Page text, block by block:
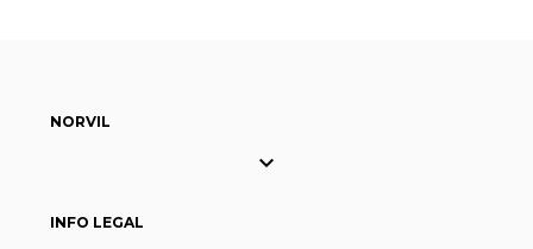
NORVIL

INFO LEGAL